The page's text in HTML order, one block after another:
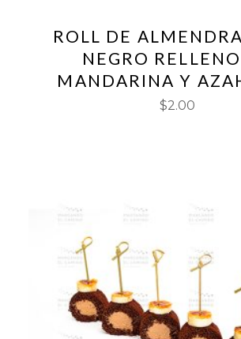
ROLL DE
NEGRO
MANDARINA Y
$2.00